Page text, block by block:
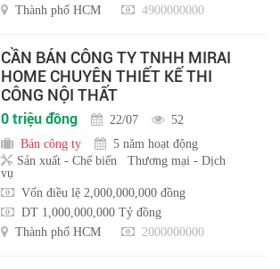
Thành phố HCM
4900000000
CẦN BÁN CÔNG TY TNHH MIRAI
HOME CHUYÊN THIẾT KẾ THI
CÔNG NỘI THẤT
0 triệu đồng 22/07
52
Bán công ty
5 năm hoạt động
Sản xuất - Chế biến
Thương mại - Dịch
vụ
Vốn điều lệ 2,000,000,000 đồng
DT 1,000,000,000 Tỷ đồng
Thành phố HCM
2000000000